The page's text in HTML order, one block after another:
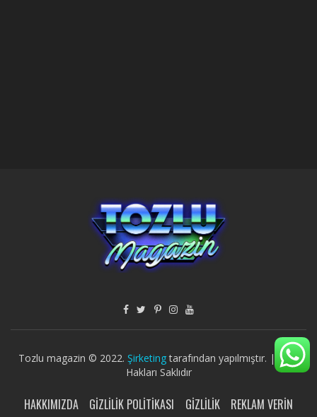
Tozlu magazin © 2022. Şirketingtarafından yapılmıştır. | Tüm
Hakları Saklıdır
HAKKIMIZDA GIZLILIK POLITIKASI GIZLILIK
REKLAM VERIN